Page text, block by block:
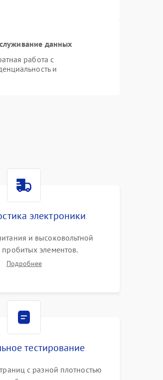
данных
работа с
и
электроники
и высоковольтной
элементов.
форматирования,
Подробнее
тестирование
с разной плотностью